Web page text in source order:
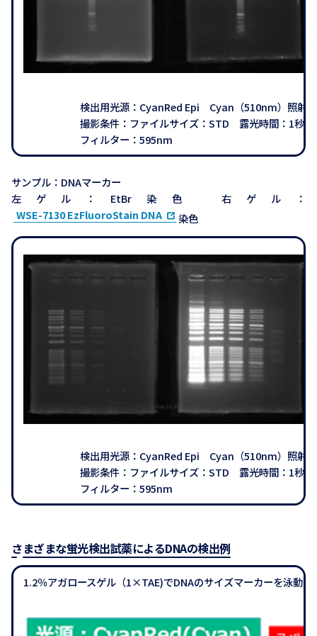
検出用光源：CyanRed Epi Cyan（510nm）照射
撮影条件：ファイルサイズ：STD 露光時間：1秒
フィルター：595nm
サンプル：DNAマーカー
左ゲル：EtBr染色 右ゲル：
WSE-7130 EzFluoroStain DNA
染色
検出用光源：CyanRed Epi Cyan（510nm）照射
撮影条件：ファイルサイズ：STD 露光時間：1秒
フィルター：595nm
さまざまな蛍光検出試薬によるDNAの検出例
1.2％アガロースゲル（1×TAE)でDNAのサイズマーカーを泳動